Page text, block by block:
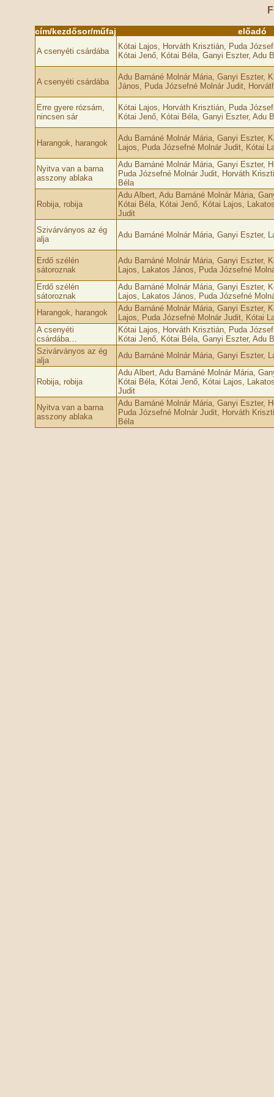
cím/kezdősor/műfaj előadó
A csenyéti csárdába
Kótai Lajos, Horváth Krisztián, Puda
Kótai Jenő, Kótai Béla, Ganyi Eszter, Adu
A csenyéti csárdába
Adu Barnáné Molnár Mária, Ganyi Eszter,
János, Puda Józsefné Molnár Judit,
Erre gyere rózsám,
nincsen sár
Kótai Lajos, Horváth Krisztián, Puda
Kótai Jenő, Kótai Béla, Ganyi Eszter, Adu
Harangok, harangok
Adu Barnáné Molnár Mária, Ganyi Eszter,
Lajos, Puda Józsefné Molnár Judit, Kótai
Nyitva van a barna
asszony ablaka
Adu Barnáné Molnár Mária, Ganyi Eszter,
Puda Józsefné Molnár Judit, Horváth
Béla
Robija, robija
Adu Albert, Adu Barnáné Molnár Mária,
Kótai Béla, Kótai Jenő, Kótai Lajos,
Judit
Szivárványos az ég
alja
Adu Barnáné Molnár Mária, Ganyi Eszter,
Erdő szélén
sátoroznak
Adu Barnáné Molnár Mária, Ganyi Eszter,
Lajos, Lakatos János, Puda Józsefné
Erdő szélén
sátoroznak
Adu Barnáné Molnár Mária, Ganyi Eszter,
Lajos, Lakatos János, Puda Józsefné
Harangok, harangok
Adu Barnáné Molnár Mária, Ganyi Eszter,
Lajos, Puda Józsefné Molnár Judit, Kótai
A csenyéti
csárdába…
Kótai Lajos, Horváth Krisztián, Puda
Kótai Jenő, Kótai Béla, Ganyi Eszter, Adu
Szivárványos az ég
alja
Adu Barnáné Molnár Mária, Ganyi Eszter,
Robija, robija
Adu Albert, Adu Barnáné Molnár Mária,
Kótai Béla, Kótai Jenő, Kótai Lajos,
Judit
Nyitva van a barna
asszony ablaka
Adu Barnáné Molnár Mária, Ganyi Eszter,
Puda Józsefné Molnár Judit, Horváth
Béla